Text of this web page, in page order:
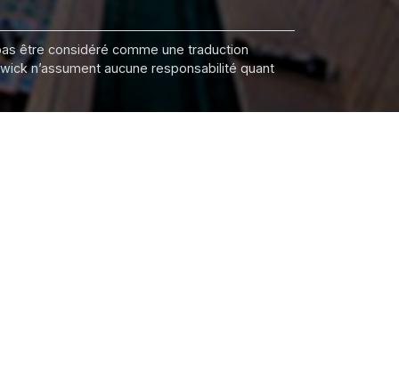
être considéré comme une traduction
n’assument aucune responsabilité quant